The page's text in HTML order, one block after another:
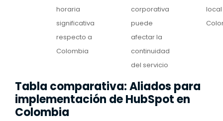
horaria
significativa
respecto a
Colombia
corporativa
puede
afectar la
continuidad
del servicio
Tabla comparativa: Aliados para
implementación de HubSpot en
Colombia